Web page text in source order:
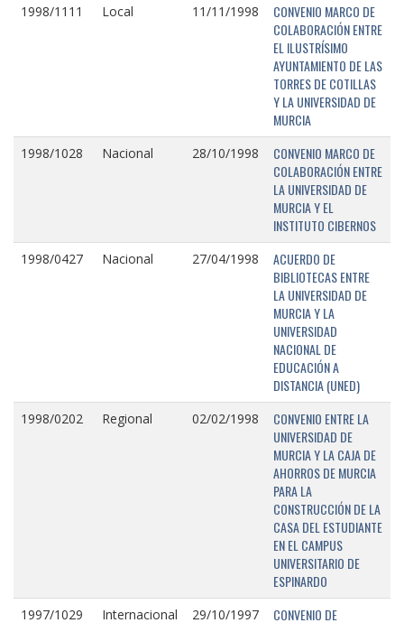
1998/1111 Local 11/11/1998
CONVENIO MARCO DE
COLABORACIÓN ENTRE
EL ILUSTRÍSIMO
AYUNTAMIENTO DE LAS
TORRES DE COTILLAS
Y LA UNIVERSIDAD DE
MURCIA
1998/1028 Nacional 28/10/1998
CONVENIO MARCO DE
COLABORACIÓN ENTRE
LA UNIVERSIDAD DE
MURCIA Y EL
INSTITUTO CIBERNOS
1998/0427 Nacional 27/04/1998
ACUERDO DE
BIBLIOTECAS ENTRE
LA UNIVERSIDAD DE
MURCIA Y LA
UNIVERSIDAD
NACIONAL DE
EDUCACIÓN A
DISTANCIA (UNED)
1998/0202 Regional 02/02/1998
CONVENIO ENTRE LA
UNIVERSIDAD DE
MURCIA Y LA CAJA DE
AHORROS DE MURCIA
PARA LA
CONSTRUCCIÓN DE LA
CASA DEL ESTUDIANTE
EN EL CAMPUS
UNIVERSITARIO DE
ESPINARDO
1997/1029 Internacional 29/10/1997
CONVENIO DE